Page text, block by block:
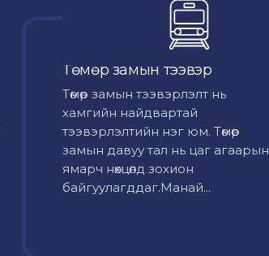
Төмөр замын тээвэр
Төмөр замын тээвэрлэлт нь
хамгийн найдвартай
тээвэрлэлтийн нэг юм. Төмөр
замын давуу тал нь цаг агаарын
ямарч нөхцөлд зохион
байгуулагддаг.Манай...